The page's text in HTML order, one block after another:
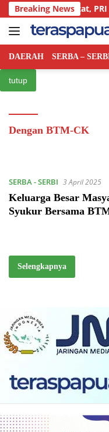
Langsung
ke
konten
Breaking News
Kian Ketat, PRI
DAERAH SERBA –
tutup
Dengan BTM-CK
SERBA - SERBI 3 April 2025
Keluarga Besar
Syukur Bersama
Selengkapnya